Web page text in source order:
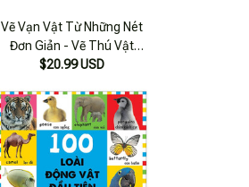
Vẽ Vạn Vật Từ Những Nét
Đơn Giản - Vẽ Thú Vật
Chim Muông
$20.99 USD